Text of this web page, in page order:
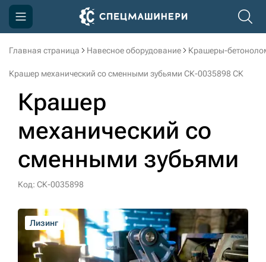
Главная страница Навесное оборудование Крашеры-
Крашер механический со сменными зубьями СК-0035898 СК
Крашер
механический со
сменными зубьями
Код: СК-0035898
Лизинг
Компания
Доставка и оплата
Информация
Контакты
3D тур по производству
sksale@skdst.ru